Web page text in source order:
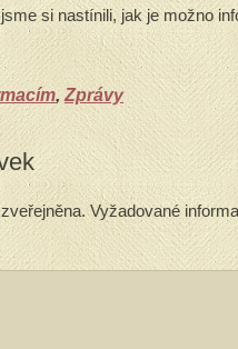
si nastínili, jak je možno
, Zprávy
Vyžadované